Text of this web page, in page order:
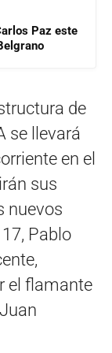
Paz este
de
se llevará
en el
sus
nuevos
Pablo
el flamante